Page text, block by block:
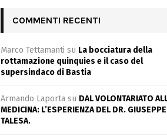
COMMENTI RECENTI
Marco Tettamanti su La bocciatura della
rottamazione quinquies e il caso del
supersindaco di Bastia
Armando Laporta su DAL VOLONTARIATO
MEDICINA: L’ESPERIENZA DEL DR. GIUSEPPE
TALESA.